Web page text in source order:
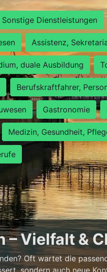
Sonstige Dienstleistungen
Assistenz,
duale Ausbildung
Berufskraftfahrer,
Gastronomie
Medizin, Gesundheit,
– Vielfalt &
Oft wartet die